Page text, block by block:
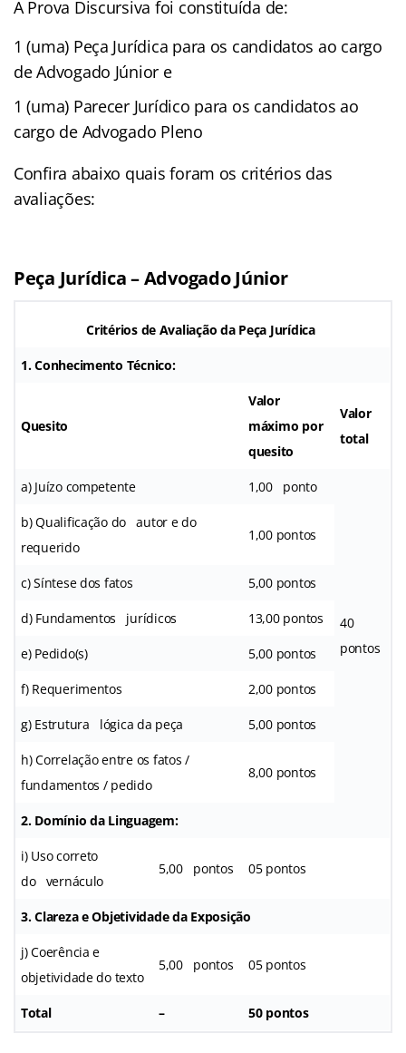
A Prova Discursiva foi constituída de:
1 (uma) Peça Jurídica para os candidatos ao cargo
de Advogado Júnior e
1 (uma) Parecer Jurídico para os candidatos ao
cargo de Advogado Pleno
Confira abaixo quais foram os critérios das
avaliações:
Peça Jurídica – Advogado Júnior
Critérios de Avaliação da Peça Jurídica
1. Conhecimento Técnico:
Quesito
Valor
máximo por
quesito
Valor
total
a) Juízo competente 1,00 ponto
40
pontos
b) Qualificação do autor e do
requerido
1,00 pontos
c) Síntese dos fatos 5,00 pontos
d) Fundamentos jurídicos 13,00 pontos
e) Pedido(s) 5,00 pontos
f) Requerimentos 2,00 pontos
g) Estrutura lógica da peça 5,00 pontos
h) Correlação entre os fatos /
fundamentos / pedido
8,00 pontos
2. Domínio da Linguagem:
i) Uso correto
do vernáculo
5,00 pontos 05 pontos
3. Clareza e Objetividade da Exposição
j) Coerência e
objetividade do texto
5,00 pontos 05 pontos
Total – 50 pontos